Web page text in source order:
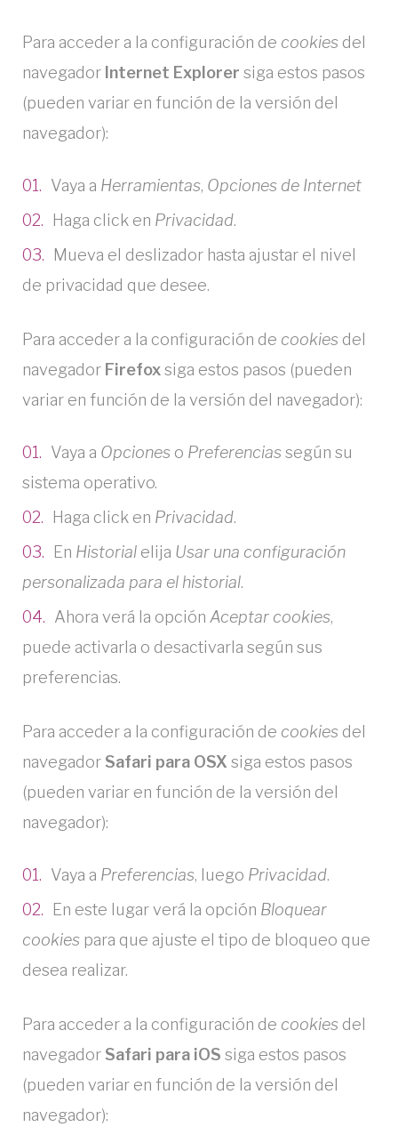
Para acceder a la configuración de cookies del
navegador Internet Explorer siga estos pasos
(pueden variar en función de la versión del
navegador):
Vaya a Herramientas, Opciones de Internet
Haga click en Privacidad.
Mueva el deslizador hasta ajustar el nivel
de privacidad que desee.
Para acceder a la configuración de cookies del
navegador Firefoxsiga estos pasos (pueden
variar en función de la versión del navegador):
Vaya a Opciones o Preferenciassegún su
sistema operativo.
Haga click en Privacidad.
En Historial elija Usar una configuración
personalizada para el historial.
Ahora verá la opción Aceptar cookies,
puede activarla o desactivarla según sus
preferencias.
Para acceder a la configuración de cookies del
navegador Safari para OSX siga estos pasos
(pueden variar en función de la versión del
navegador):
Vaya a Preferencias, luego Privacidad.
En este lugar verá la opción Bloquear
cookies para que ajuste el tipo de bloqueo que
desea realizar.
Para acceder a la configuración de cookies del
navegador Safari para iOS siga estos pasos
(pueden variar en función de la versión del
navegador):